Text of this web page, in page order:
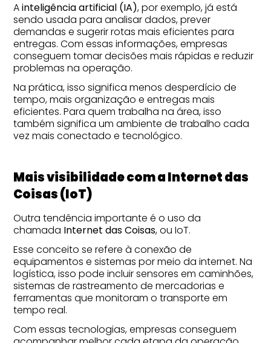
Ainteligência artificial (IA), por exemplo, já está
sendo usada para analisar dados, prever
demandas e sugerir rotas mais eficientes para
entregas. Com essas informações, empresas
conseguem tomar decisões mais rápidas e reduzir
problemas na operação.
Na prática, isso significa menos desperdício de
tempo, mais organização e entregas mais
eficientes. Para quem trabalha na área, isso
também significa um ambiente de trabalho cada
vez mais conectado e tecnológico.
Mais visibilidade com a Internet das
Coisas (IoT)
Outra tendência importante é o uso da
chamada Internet das Coisas, ou IoT.
Esse conceito se refere à conexão de
equipamentos e sistemas por meio da internet. Na
logística, isso pode incluir sensores em caminhões,
sistemas de rastreamento de mercadorias e
ferramentas que monitoram o transporte em
tempo real.
Com essas tecnologias, empresas conseguem